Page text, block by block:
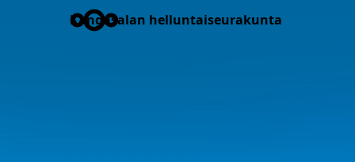
Kangasalan helluntaiseurakunta